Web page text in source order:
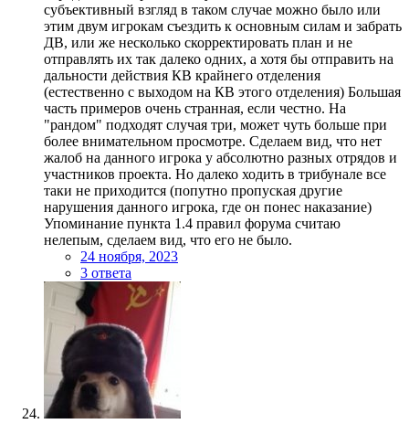
субъективный взгляд в таком случае можно было или
этим двум игрокам съездить к основным силам и забрать
ДВ, или же несколько скорректировать план и не
отправлять их так далеко одних, а хотя бы отправить на
дальности действия КВ крайнего отделения
(естественно с выходом на КВ этого отделения) Большая
часть примеров очень странная, если честно. На
"рандом" подходят случая три, может чуть больше при
более внимательном просмотре. Сделаем вид, что нет
жалоб на данного игрока у абсолютно разных отрядов и
участников проекта. Но далеко ходить в трибунале все
таки не приходится (попутно пропуская другие
нарушения данного игрока, где он понес наказание)
Упоминание пункта 1.4 правил форума считаю
нелепым, сделаем вид, что его не было.
24 ноября, 2023
3 ответа